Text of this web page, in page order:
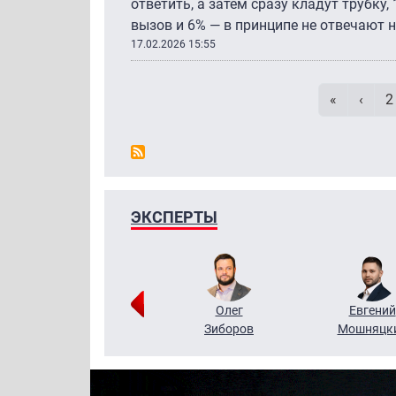
ответить, а затем сразу кладут
вызов и 6% — в принципе не отвечают
17.02.2026 15:55
Первая
« ‹ 2
ЭКСПЕРТЫ
Олег
Зиборов
Евгений